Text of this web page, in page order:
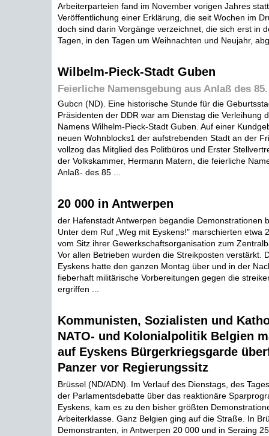
Arbeiterparteien fand im November vorigen Jahres
Veröffentlichung einer Erklärung, die seit Wochen im
doch sind darin Vorgänge verzeichnet, die sich erst in
Tagen, in den Tagen um Weihnachten und Neujahr,
Wilbelm-Pieck-Stadt Guben
Feierliche Namensgebung aus Anlaß des
Gubcn (ND). Eine historische Stunde für die
Präsidenten der DDR war am Dienstag die Verleihung
Namens Wilhelm-Pieck-Stadt Guben. Auf einer
neuen Wohnblocks1 der aufstrebenden Stadt an der
vollzog das Mitglied des Politbüros und Erster
der Volkskammer, Hermann Matern, die feierliche
Anlaß- des 85 ...
20 000 in Antwerpen
der Hafenstadt Antwerpen begandie Demonstrationen
Unter dem Ruf „Weg mit Eyskens!" marschierten etwa
vom Sitz ihrer Gewerkschaftsorganisation zum
Vor allen Betrieben wurden die Streikposten verstärkt.
Eyskens hatte den ganzen Montag über und in der
fieberhaft militärische Vorbereitungen gegen die
ergriffen ...
Kommunisten, Sozialisten und
NATO- und Kolonialpolitik Belgien
auf Eyskens Bürgerkriegsgarde
Panzer vor Regierungssitz
Brüssel (ND/ADN). Im Verlauf des Dienstags, des
der Parlamentsdebatte über das reaktionäre
Eyskens, kam es zu den bisher größten
Arbeiterklasse. Ganz Belgien ging auf die Straße. In
Demonstranten, in Antwerpen 20 000 und in Seraing